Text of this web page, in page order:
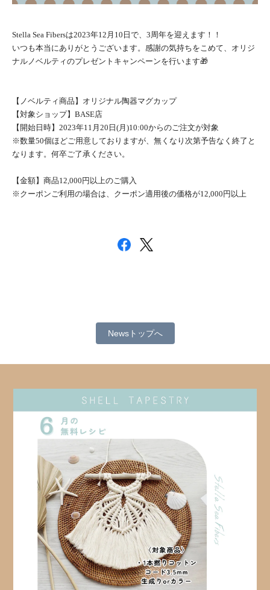
Stella Sea Fibersは2023年12月10日で、3周年を迎えます！！
いつも本当にありがとうございます。感謝の気持ちをこめて、オリジ
ナルノベルティのプレゼントキャンペーンを行います🎁
【ノベルティ商品】オリジナル陶器マグカップ
【対象ショップ】BASE店
【開始日時】2023年11月20日(月)10:00からのご注文が対象
※数量50個ほどご用意しておりますが、無くなり次第予告なく終了と
なります。何卒ご了承ください。
【金額】商品12,000円以上のご購入
※クーポンご利用の場合は、クーポン適用後の価格が12,000円以上
Newsトップへ